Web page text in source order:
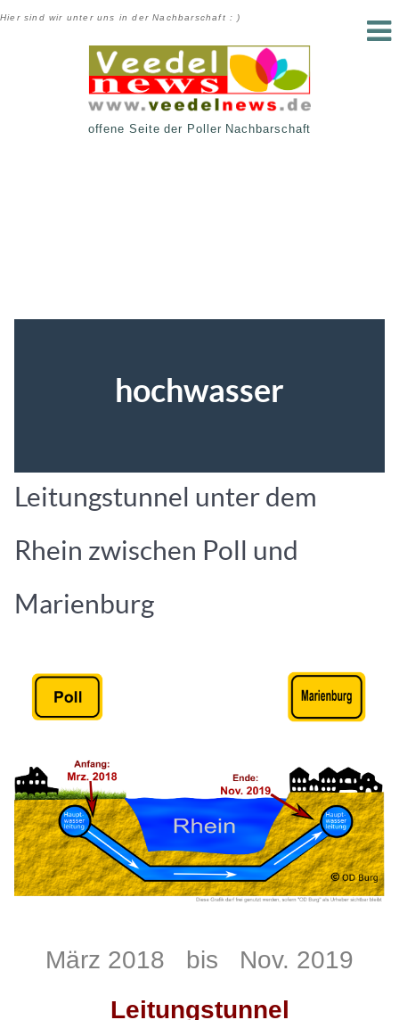
Hier sind wir unter uns in der Nachbarschaft : )
offene Seite der Poller Nachbarschaft
hochwasser
Leitungstunnel unter dem
Rhein zwischen Poll und
Marienburg
März 2018 bis Nov. 2019
Leitungstunnel